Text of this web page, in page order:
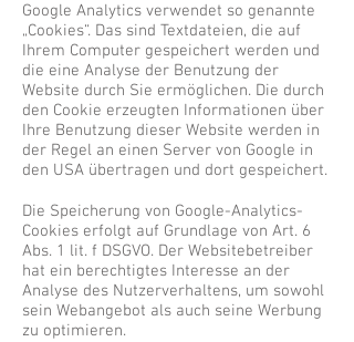
Google Analytics verwendet so genannte
„Cookies“. Das sind Textdateien, die auf
Ihrem Computer gespeichert werden und
die eine Analyse der Benutzung der
Website durch Sie ermöglichen. Die durch
den Cookie erzeugten Informationen über
Ihre Benutzung dieser Website werden in
der Regel an einen Server von Google in
den USA übertragen und dort gespeichert.
Die Speicherung von Google-Analytics-
Cookies erfolgt auf Grundlage von Art. 6
Abs. 1 lit. f DSGVO. Der Websitebetreiber
hat ein berechtigtes Interesse an der
Analyse des Nutzerverhaltens, um sowohl
sein Webangebot als auch seine Werbung
zu optimieren.